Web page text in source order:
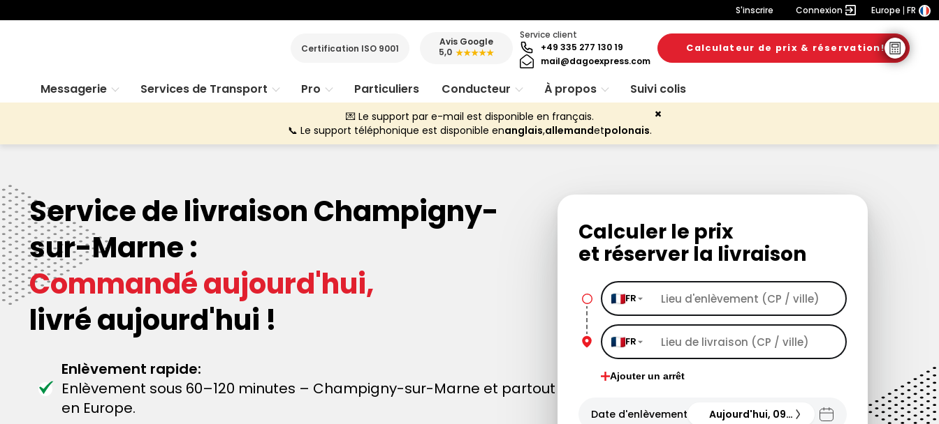
S'inscrire Connexion Europe FR
Certification ISO 9001
Avis Google
5,0 ★★★★★
Service client
+49 335 277 130 19
mail@dagoexpress.com
Calculateur de prix & réservation!
Messagerie Services de Transport Pro Particuliers Conducteur À propos Suivi colis
💌 Le support par e-mail est disponible en français.
📞 Le support téléphonique est disponible enanglais,allemandetpolonais.
Service de livraison Champigny-
sur-Marne :
Commandé aujourd'hui,
livré aujourd'hui !
Enlèvement rapide:
Enlèvement sous 60–120 minutes – Champigny-sur-Marne et partout
en Europe.
Calculer le prix
et réserver la livraison
FR
FR
Ajouter un arrêt
Date d'enlèvement Aujourd'hui, 09.08.26